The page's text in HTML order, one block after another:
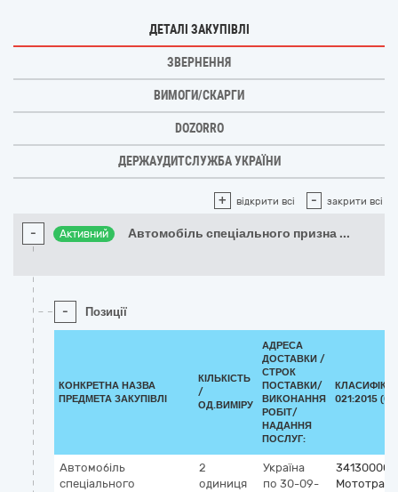
ДЕТАЛІ ЗАКУПІВЛІ
ЗВЕРНЕННЯ
ВИМОГИ/СКАРГИ
DOZORRO
ДЕРЖАУДИТСЛУЖБА УКРАЇНИ
+ відкрити всі - закрити всі
- Активний Автомобіль спеціального призна ...
- Позиції
КОНКРЕТНА НАЗВА
ПРЕДМЕТА ЗАКУПІВЛІ
КІЛЬКІСТЬ
/
ОД.ВИМІРУ
АДРЕСА
ДОСТАВКИ /
СТРОК
ПОСТАВКИ/
ВИКОНАННЯ
РОБІТ/
НАДАННЯ
ПОСЛУГ:
021:2015
Автомобіль
спеціального
2
одиниця
Україна
по 30-09-
34130000-